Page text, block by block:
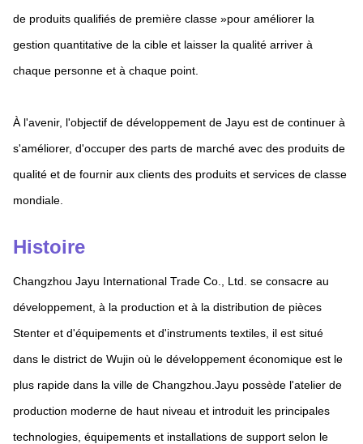
de produits qualifiés de première classe »pour améliorer la
gestion quantitative de la cible et laisser la qualité arriver à
chaque personne et à chaque point.
À l'avenir, l'objectif de développement de Jayu est de continuer à
s'améliorer, d'occuper des parts de marché avec des produits de
qualité et de fournir aux clients des produits et services de classe
mondiale.
Histoire
Changzhou Jayu International Trade Co., Ltd. se consacre au
développement, à la production et à la distribution de pièces
Stenter et d'équipements et d'instruments textiles, il est situé
dans le district de Wujin où le développement économique est le
plus rapide dans la ville de Changzhou.Jayu possède l'atelier de
production moderne de haut niveau et introduit les principales
technologies, équipements et installations de support selon le